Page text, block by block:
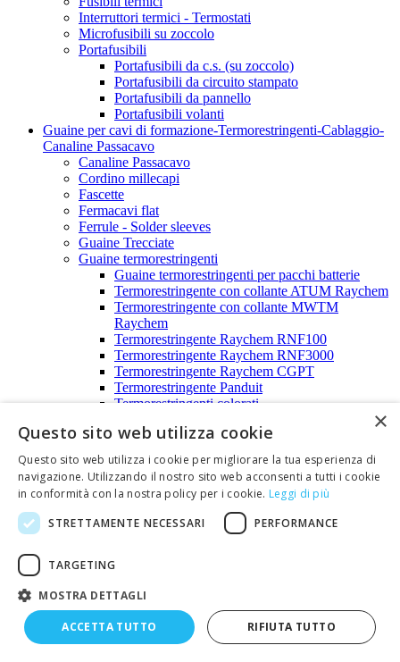
Interruttori termici - Termostati
Microfusibili su zoccolo
Portafusibili
Portafusibili da c.s. (su zoccolo)
Portafusibili da circuito stampato
Portafusibili da pannello
Portafusibili volanti
Guaine per cavi di formazione-Termorestringenti-Cablaggio-
Canaline Passacavo
Canaline Passacavo
Cordino millecapi
Fascette
Fermacavi flat
Ferrule - Solder sleeves
Guaine Trecciate
Guaine termorestringenti
Guaine termorestringenti per pacchi batterie
Termorestringente con collante ATUM Raychem
Termorestringente con collante MWTM
Raychem
Termorestringente Raychem RNF100
Termorestringente Raychem RNF3000
Termorestringente Raychem CGPT
Termorestringente Panduit
Termorestringenti colorati
Piastrine di ancoraggio per fascette
Profilati passacavo in plastica - Plioboard
Spirali in polietilene
Tubetti isolanti
Segnacavi numerici
Illuminazione a led
Alimentatori a corrente e a tensione costante
Controller per led monocromatici e RGB
Controller per led monocromatici
Controller per led RGB
Faretti e proiettori a led
×
Questo sito web utilizza cookie
Questo sito web utilizza i cookie per migliorare la tua esperienza di
navigazione. Utilizzando il nostro sito web acconsenti a tutti i cookie
in conformità con la nostra policy per i cookie. Leggi di più
STRETTAMENTE NECESSARI
PERFORMANCE
TARGETING
MOSTRA DETTAGLI
ACCETTA TUTTO RIFIUTA TUTTO